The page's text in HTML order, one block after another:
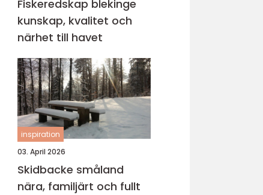
Fiskeredskap blekinge
kunskap, kvalitet och
närhet till havet
inspiration
03. April 2026
Skidbacke småland
nära, familjärt och fullt